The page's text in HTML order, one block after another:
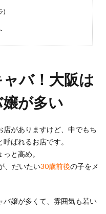
)
バ！大阪は
が多い
がありますけど、中でもち
ばれるお店です。
と高め。
、だいたい30歳前後の子をメ
バ嬢が多くて、雰囲気も若い